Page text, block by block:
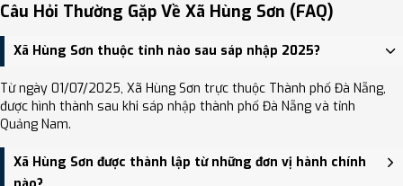
Câu Hỏi Thường Gặp Về Xã Hùng Sơn (FAQ)
Xã Hùng Sơn thuộc tỉnh nào sau sáp nhập 2025?
Từ ngày 01/07/2025, Xã Hùng Sơn trực thuộc Thành phố Đà Nẵng,
được hình thành sau khi sáp nhập thành phố Đà Nẵng và tỉnh
Quảng Nam.
Xã Hùng Sơn được thành lập từ những đơn vị hành chính